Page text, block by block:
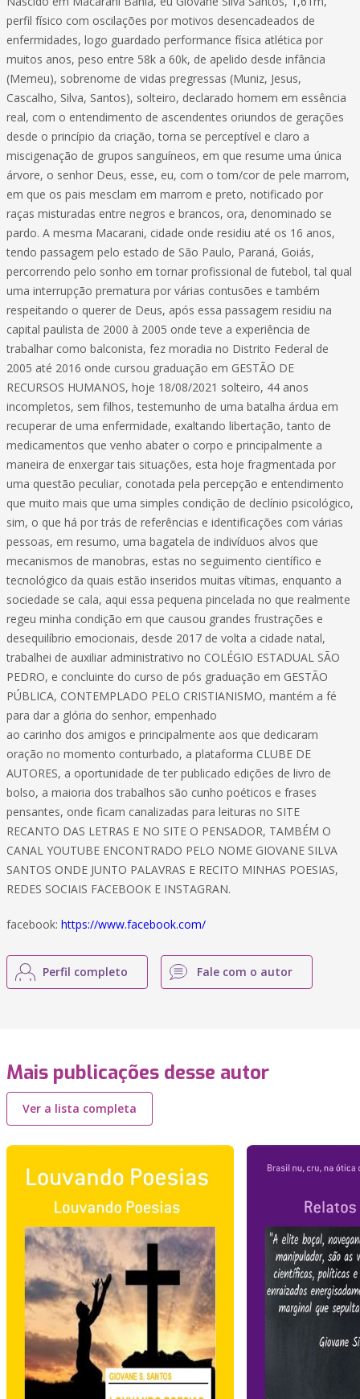
perfil físico com oscilações por motivos desencadeados de
enfermidades, logo guardado performance física atlética por
muitos anos, peso entre 58k a 60k, de apelido desde infância
(Memeu), sobrenome de vidas pregressas (Muniz, Jesus,
Cascalho, Silva, Santos), solteiro, declarado homem em essência
real, com o entendimento de ascendentes oriundos de gerações
desde o princípio da criação, torna se perceptível e claro a
miscigenação de grupos sanguíneos, em que resume uma única
árvore, o senhor Deus, esse, eu, com o tom/cor de pele marrom,
em que os pais mesclam em marrom e preto, notificado por
raças misturadas entre negros e brancos, ora, denominado se
pardo. A mesma Macarani, cidade onde residiu até os 16 anos,
tendo passagem pelo estado de São Paulo, Paraná, Goiás,
percorrendo pelo sonho em tornar profissional de futebol, tal qual
uma interrupção prematura por várias contusões e também
respeitando o querer de Deus, após essa passagem residiu na
capital paulista de 2000 à 2005 onde teve a experiência de
trabalhar como balconista, fez moradia no Distrito Federal de
2005 até 2016 onde cursou graduação em GESTÃO DE
RECURSOS HUMANOS, hoje 18/08/2021 solteiro, 44 anos
incompletos, sem filhos, testemunho de uma batalha árdua em
recuperar de uma enfermidade, exaltando libertação, tanto de
medicamentos que venho abater o corpo e principalmente a
maneira de enxergar tais situações, esta hoje fragmentada por
uma questão peculiar, conotada pela percepção e entendimento
que muito mais que uma simples condição de declínio psicológico,
sim, o que há por trás de referências e identificações com várias
pessoas, em resumo, uma bagatela de indivíduos alvos que
mecanismos de manobras, estas no seguimento científico e
tecnológico da quais estão inseridos muitas vítimas, enquanto a
sociedade se cala, aqui essa pequena pincelada no que realmente
regeu minha condição em que causou grandes frustrações e
desequilíbrio emocionais, desde 2017 de volta a cidade natal,
trabalhei de auxiliar administrativo no COLÉGIO ESTADUAL SÃO
PEDRO, e concluinte do curso de pós graduação em GESTÃO
PÚBLICA, CONTEMPLADO PELO CRISTIANISMO, mantém a fé
para dar a glória do senhor, empenhado
ao carinho dos amigos e principalmente aos que dedicaram
oração no momento conturbado, a plataforma CLUBE DE
AUTORES, a oportunidade de ter publicado edições de livro de
bolso, a maioria dos trabalhos são cunho poéticos e frases
pensantes, onde ficam canalizadas para leituras no SITE
RECANTO DAS LETRAS E NO SITE O PENSADOR, TAMBÉM O
CANAL YOUTUBE ENCONTRADO PELO NOME GIOVANE SILVA
SANTOS ONDE JUNTO PALAVRAS E RECITO MINHAS POESIAS,
REDES SOCIAIS FACEBOOK E INSTAGRAN.
facebook: https://www.facebook.com/
Perfil completo Fale com o autor
Mais publicações desse autor
Ver a lista completa